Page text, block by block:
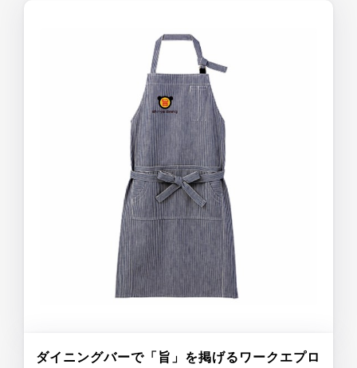
ダイニングバーで「旨」を掲げるワークエプロ